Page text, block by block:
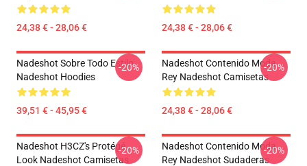
24,38 € - 28,06 € 24,38 € - 28,06 €
Nadeshot Sobre Todo Estilo
Nadeshot Hoodies
39,51 € - 45,95 €
-20%
Nadeshot Contenido Moda
Rey Nadeshot Camisetas
24,38 € - 28,06 €
-20%
Nadeshot H3CZ's Protégé
Look Nadeshot Camisetas
-20%
Nadeshot Contenido Moda
Rey Nadeshot Sudaderas
-20%